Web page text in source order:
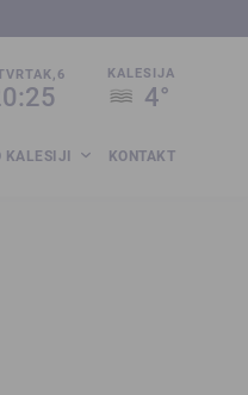
KALESIJA
4°
KALESIJI KONTAKT